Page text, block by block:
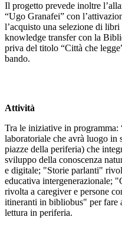
Il progetto prevede inoltre
“Ugo Granafei” con
l’acquisto una selezione di
knowledge transfer con la
priva del titolo “Città che
bando.
Attività
Tra le iniziative in programma:
laboratoriale che avrà luogo in
piazze della periferia) che
sviluppo della conoscenza
e digitale; "Storie parlanti"
educativa intergenerazionale;
rivolta a caregiver e persone
itineranti in bibliobus" per fare
lettura in periferia.